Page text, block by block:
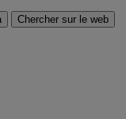
Chercher sur le web